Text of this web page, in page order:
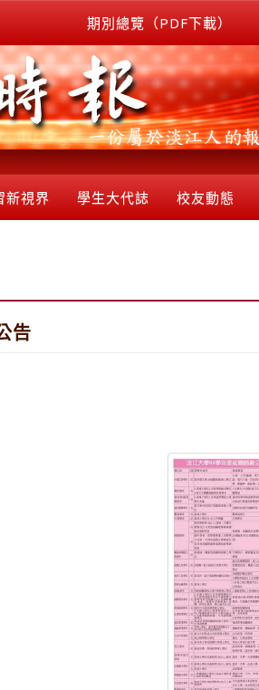
期別總覽（PDF下載）
新視界 學生大代誌 校友動態
告